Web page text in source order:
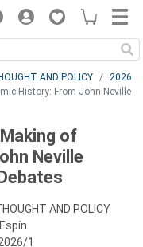
AND POLICY
2026
History: From John Neville
of
Neville
AND POLICY
1